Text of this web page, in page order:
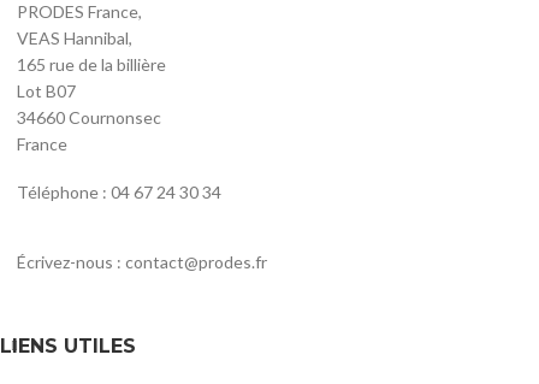
PRODES France,
VEAS Hannibal,
165 rue de la billière
Lot B07
34660 Cournonsec
France
Téléphone : 04 67 24 30 34
Écrivez-nous : contact@prodes.fr
LIENS UTILES